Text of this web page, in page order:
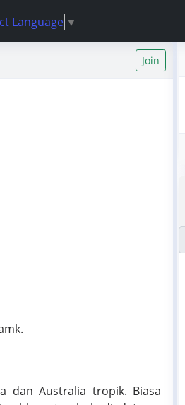
Language ▼
Join
dan Australia tropik. Biasa